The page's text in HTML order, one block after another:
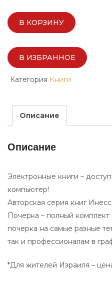
В КОРЗИНУ
В ИЗБРАННОЕ
Категория Книги
Описание
Описание
Электронные книги –
компьютер!
Авторская серия книг
Почерка – полный
почерка на самые разные
так и профессионалам в
*Для жителей Израиля –